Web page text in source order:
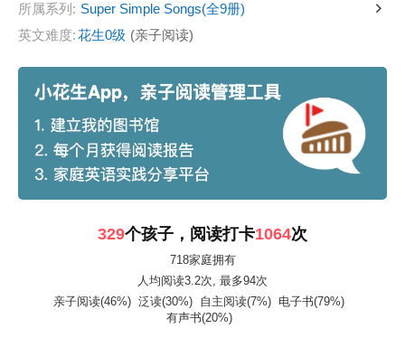
所属系列: Super Simple Songs(全9册)
英文难度:花生0级 (亲子阅读)
329个孩子，阅读打卡1064次
718家庭拥有
人均阅读3.2次 , 最多94次
亲子阅读(46%) 泛读(30%) 自主阅读(7%) 电子书(79%)
有声书(20%)